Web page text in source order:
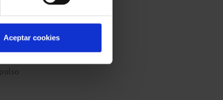
Aceptar cookies